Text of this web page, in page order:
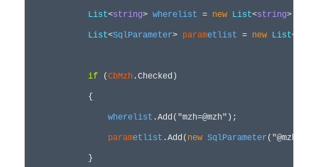
List<string> wherelist = new List<string>
List<SqlParameter> parametlist = new List<
if (CbMzh .Checked)
            {
wherelist .Add( "mzh=@mzh" );
parametlist .Add( new SqlParameter ( "@mzh
            }